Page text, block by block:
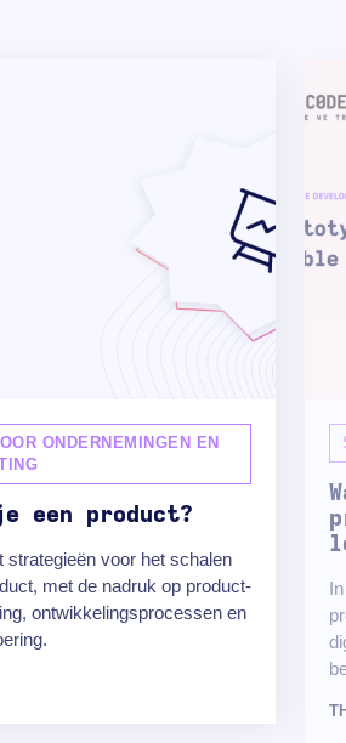
ONDERNEMINGEN EN
een product?
strategieën voor het schalen
met de nadruk op product-
ontwikkelingsprocessen en